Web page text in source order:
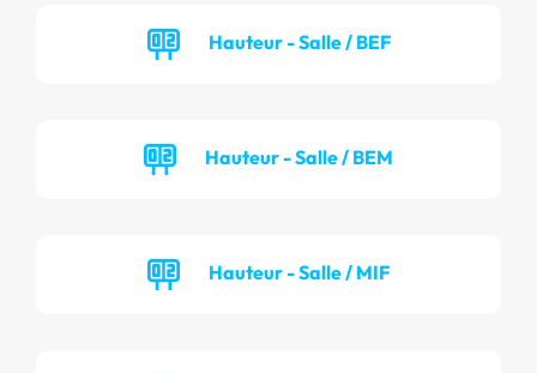
Hauteur - Salle / BEF
Hauteur - Salle / BEM
Hauteur - Salle / MIF